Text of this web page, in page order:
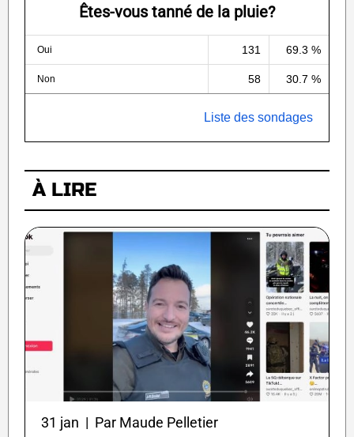
Êtes-vous tanné de la pluie?
Oui 131 69.3 %
Non 58 30.7 %
Liste des sondages
À LIRE
31 jan | Par Maude Pelletier